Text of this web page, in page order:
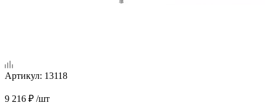
Артикул: 13118
9 216 ₽ /шт